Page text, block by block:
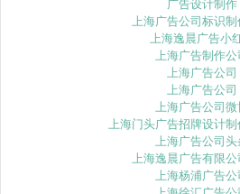
广告设计制作
上海广告公司标识制
上海逸晨广告小
上海广告制作公
上海广告公司
上海广告公司
上海广告公司微
上海门头广告招牌设计
上海广告公司头
上海逸晨广告有限公
上海杨浦广告公